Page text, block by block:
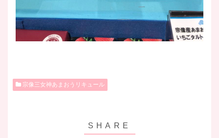
宗像三女神あまおうリキュール